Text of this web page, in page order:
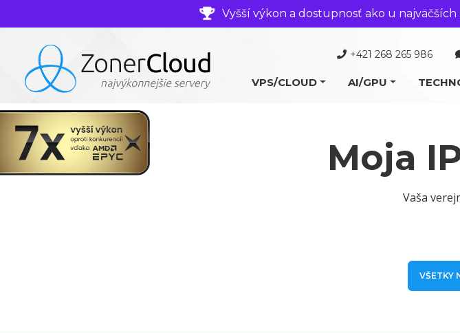
Vyšší výkon a dostupnosť ako u
+421 268 265 986
VPS/CLOUD AI/GPU
Moja
Vaša
VŠETKY